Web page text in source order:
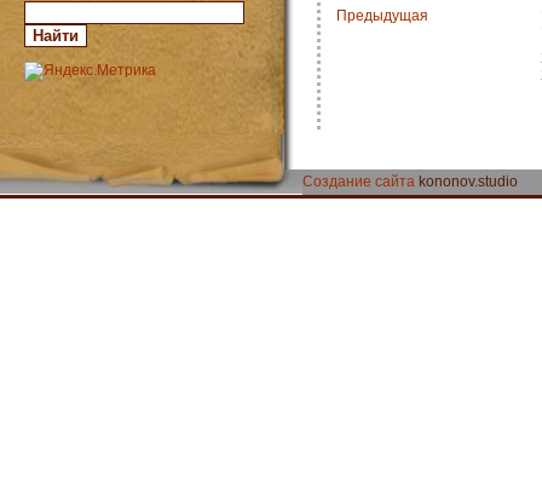
Предыдущая
Создание сайта kononov.studio